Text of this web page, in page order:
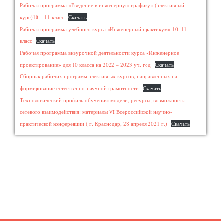
Рабочая программа «Введение в инженерную графику» (элективный
курс)10 – 11 класс Скачать
Рабочая программа учебного курса «Инженерный практикум» 10–11
класс Скачать
Рабочая программа внеурочной деятельности курса «Инженерное
проектирование» для 10 класса на 2022 – 2023 уч. год
Скачать
Сборник рабочих программ элективных курсов, направленных на
формирование естественно-научной грамотности Скачать
Технологический профиль обучения: модели, ресурсы, возможности
сетевого взаимодействия: материалы VI Всероссийской научно-
практической конференции ( г. Краснодар, 28 апреля 2021 г.)
Скачать